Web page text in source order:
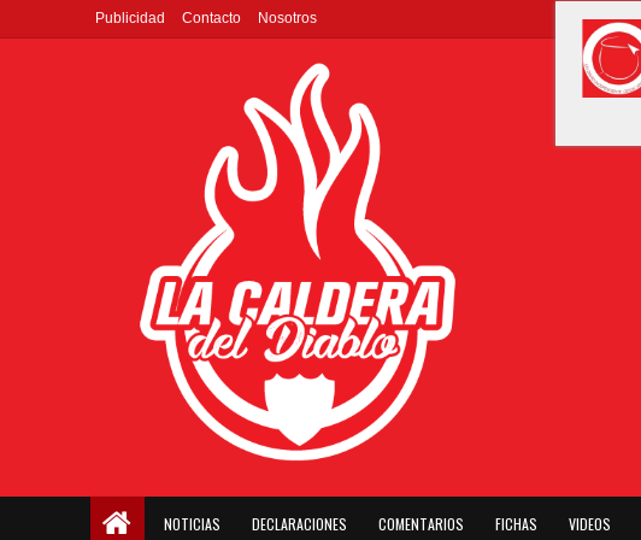
Publicidad Contacto Nosotros
NOTICIAS DECLARACIONES COMENTARIOS FICHAS VIDEOS